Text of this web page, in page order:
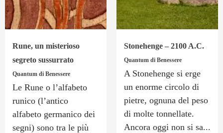
Rune, un misterioso
segreto sussurrato
Quantum di Benessere
Le Rune o l’alfabeto
runico (l’antico
alfabeto germanico dei
segni) sono tra le più
Stonehenge – 2100 A.C.
Quantum di Benessere
A Stonehenge si erge
un enorme circolo di
pietre, ognuna del peso
di molte tonnellate.
Ancora oggi non si sa...